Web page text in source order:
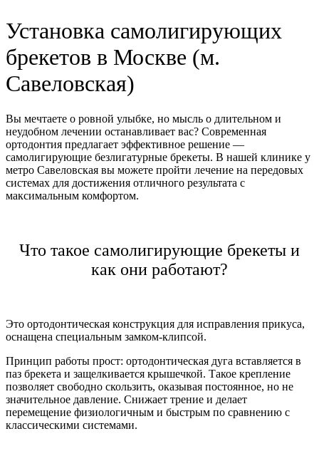
Установка самолигирующих
брекетов в Москве (м.
Савеловская)
Вы мечтаете о ровной улыбке, но мысль о длительном и
неудобном лечении останавливает вас? Современная
ортодонтия предлагает эффективное решение —
самолигирующие безлигатурные брекеты. В нашей клинике у
метро Савеловская вы можете пройти лечение на передовых
системах для достижения отличного результата с
максимальным комфортом.
Что такое самолигирующие брекеты и
как они работают?
Это ортодонтическая конструкция для исправления прикуса,
оснащена специальным замком-клипсой.
Принцип работы прост: ортодонтическая дуга вставляется в
паз брекета и защелкивается крышечкой. Такое крепление
позволяет свободно скользить, оказывая постоянное, но не
значительное давление. Снижает трение и делает
перемещение физиологичным и быстрым по сравнению с
классическими системами.